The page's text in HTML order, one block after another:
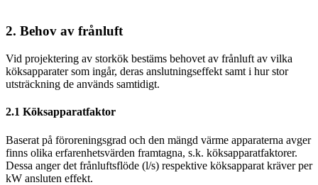
2. Behov av frånluft
Vid projektering av storkök bestäms behovet av frånluft av vilka
köksapparater som ingår, deras anslutningseffekt samt i hur stor
utsträckning de används samtidigt.
2.1 Köksapparatfaktor
Baserat på föroreningsgrad och den mängd värme apparaterna avger
finns olika erfarenhetsvärden framtagna, s.k. köksapparatfaktorer.
Dessa anger det frånluftsflöde (l/s) respektive köksapparat kräver per
kW ansluten effekt.